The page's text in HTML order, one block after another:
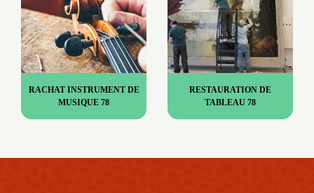
RACHAT INSTRUMENT DE
MUSIQUE 78
RESTAURATION DE
TABLEAU 78